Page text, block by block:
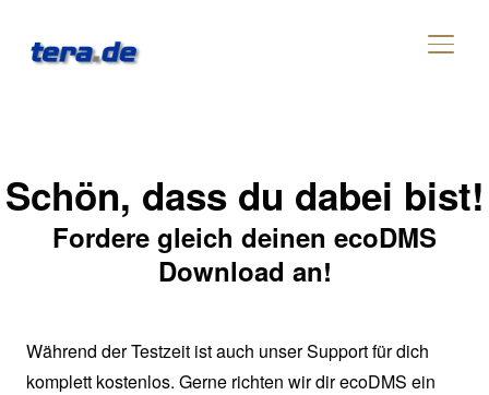
Schön, dass du dabei bist!
Fordere gleich deinen ecoDMS
Download an!
Während der Testzeit ist auch unser Support für dich
komplett kostenlos. Gerne richten wir dir ecoDMS ein